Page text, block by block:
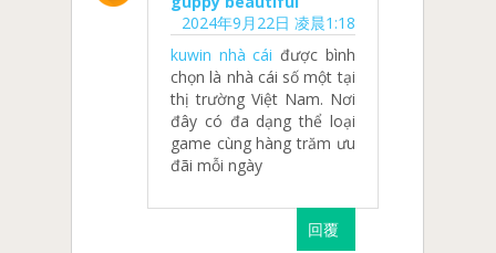
2024年9月22日 凌晨1:18
kuwin nhà cái được bình
chọn là nhà cái số một tại
thị trường Việt Nam. Nơi
đây có đa dạng thể loại
game cùng hàng trăm ưu
đãi mỗi ngày
回覆